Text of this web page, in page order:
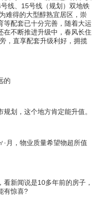
线、15号线（规划）双地铁
难得的大型醇熟宜居区，崇
等配套已十分完善，随着大运
在不断推进升级中，春风长住
，直享配套升级利好，拥揽
的
划，这个地方肯定能升值。
月，物业质量希望物超所值
新闻说是10多年前的房子，
有惊喜?